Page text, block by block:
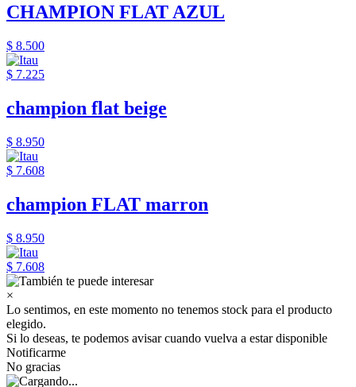
CHAMPION FLAT AZUL
$ 8.500
$ 7.225
champion flat beige
$ 8.950
$ 7.608
champion FLAT marron
$ 8.950
$ 7.608
×
Lo sentimos, en este momento no tenemos stock para el producto
elegido.
Si lo deseas, te podemos avisar cuando vuelva a estar disponible
Notificarme
No gracias